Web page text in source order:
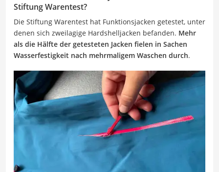
Stiftung Warentest?
Die Stiftung Warentest hat Funktionsjacken getestet, unter
denen sich zweilagige Hardshelljacken befanden. Mehr
als die Hälfte der getesteten Jacken fielen in Sachen
Wasserfestigkeit nach mehrmaligem Waschen durch.